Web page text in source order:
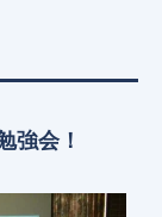
強会！